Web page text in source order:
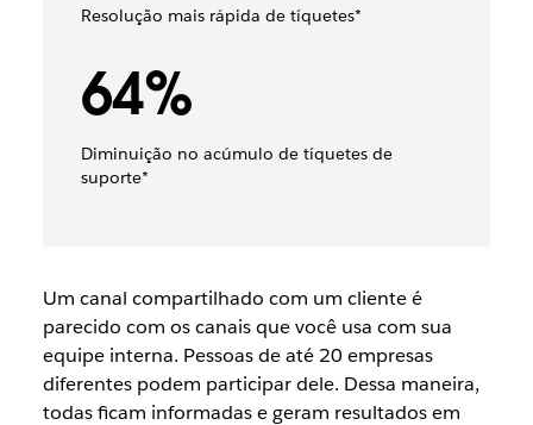
Resolução mais rápida de tíquetes*
64%
Diminuição no acúmulo de tíquetes de
suporte*
Um canal compartilhado com um cliente é
parecido com os canais que você usa com sua
equipe interna. Pessoas de até 20 empresas
diferentes podem participar dele. Dessa maneira,
todas ficam informadas e geram resultados em